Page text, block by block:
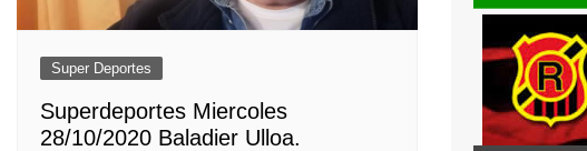
Super Deportes
Superdeportes Miercoles
28/10/2020 Baladier Ulloa.